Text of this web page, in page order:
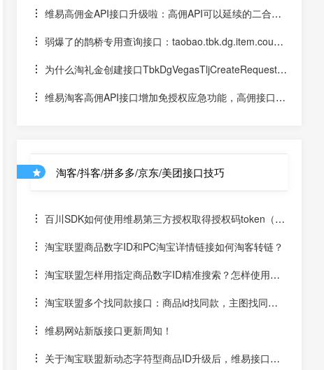
API )创建PID接口？
维易高佣金API接口升级啦：高佣API可以延续的二合一
链接或淘口令参数中的优惠券信息
弱爆了的鹊桥专用查询接口：taobao.tbk.dg.item.coupo
n.get( 好券清单API【导购】)接口
为什么淘礼金创建接口TbkDgVegasTljCreateRequest会
提示FAIL_BIZ_PARAMS_ERROR 参数错误
维易淘客高佣API接口增加免授权应急功能，高佣接口可
淘客/抖客/拼多多/京东/美团接口技巧
百川SDK如何使用维易第三方授权取得授权码token（un
iapp）
淘宝联盟商品数字ID和PC淘宝详情链接如何淘客转链？
淘宝联盟怎样用指定商品数字ID精准搜索？怎样使用数
字ID和场景ID2转链？
淘宝联盟多个找同款接口：商品id找同款，主图找同
款，SKU找同款
维易网站新版接口更新周知！
关于淘宝联盟新动态字符型商品ID升级后，维易接口跟